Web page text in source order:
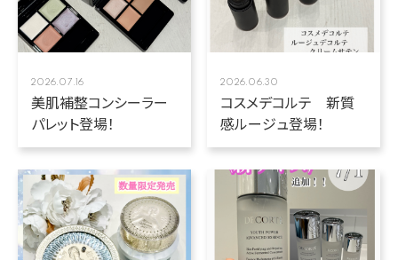
2026.07.16
美肌補整コンシーラー
パレット登場！
2026.06.30
コスメデコルテ 新質
感ルージュ登場！